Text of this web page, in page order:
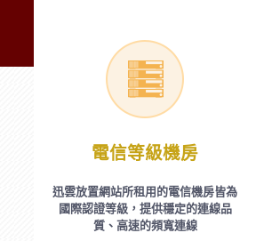
電信等級機房
迅雲放置網站所租用的電信機房皆為
國際認證等級，提供穩定的連線品
質、高速的頻寬連線